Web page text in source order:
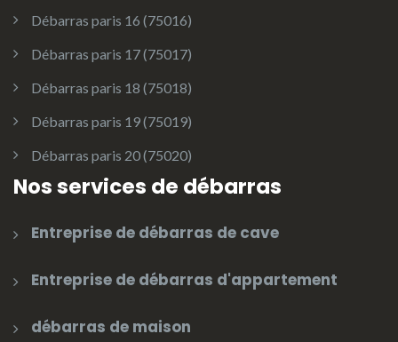
Débarras paris 16 (75016)
Débarras paris 17 (75017)
Débarras paris 18 (75018)
Débarras paris 19 (75019)
Débarras paris 20 (75020)
Nos services de débarras
Entreprise de débarras de cave
Entreprise de débarras d'appartement
débarras de maison